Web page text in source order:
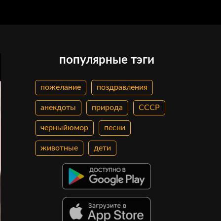
популярные тэги
пожелание поздравления
анекдоты природа СССР
черныйюмор песни
животные дети